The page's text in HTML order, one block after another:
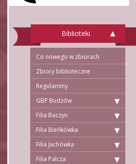
Biblioteki
Co nowego w zbiorach
Zbiory biblioteczne
Regulaminy
GBP Budzów
Filia Baczyn
Filia Bieńkówka
Filia Jachówka
Filia Palcza